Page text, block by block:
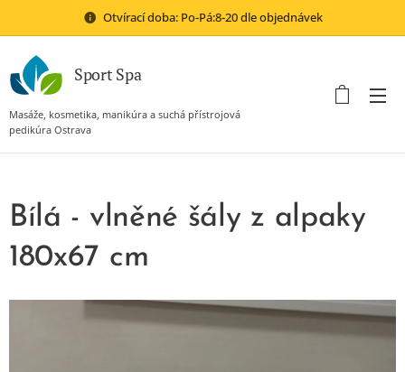
Otvírací doba: Po-Pá:8-20 dle objednávek
Sport Spa
Masáže, kosmetika, manikúra a suchá přístrojová
pedikúra Ostrava
Bílá - vlněné šály z alpaky
180x67 cm